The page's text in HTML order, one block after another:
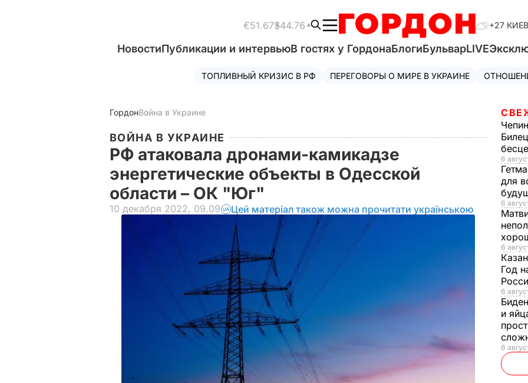
€51.67$44.76 +27 КИЕВ
НовостиПубликации и интервьюВ гостях у ГордонаБлогиБульварLIVE
ТОПЛИВНЫЙ КРИЗИС В РФ ПЕРЕГОВОРЫ О МИРЕ В УКРАИНЕ
ГордонВойна в Украине
ВОЙНА В УКРАИНЕ
РФ атаковала дронами-камикадзе
энергетические объекты в Одесской
области – ОК "Юг"
10 декабря 2022, 09.09 Цей матеріал також можна прочитати українською
6
для
6
6
Год
6
и
6